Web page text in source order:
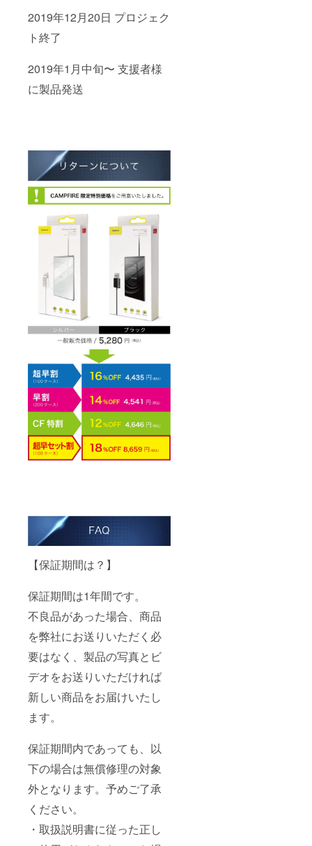
2019年12月20日 プロジェク
ト終了
2019年1月中旬〜 支援者様
に製品発送
【保証期間は？】
保証期間は1年間です。
不良品があった場合、商品
を弊社にお送りいただく必
要はなく、製品の写真とビ
デオをお送りいただければ
新しい商品をお届けいたし
ます。
保証期間内であっても、以
下の場合は無償修理の対象
外となります。予めご了承
ください。
・取扱説明書に従った正し